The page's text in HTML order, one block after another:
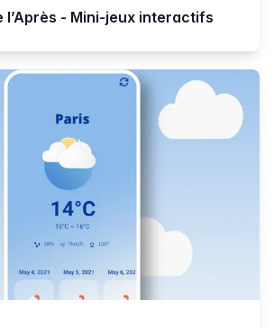
l’Après - Mini-jeux interactifs